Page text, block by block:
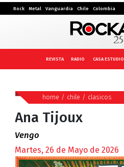
Rock Metal Vanguardia Chile Colombia
REVISTA RADIO CASA ESTUDIO
home / chile / clasicos
Ana Tijoux
Vengo
Martes, 26 de Mayo de 2026